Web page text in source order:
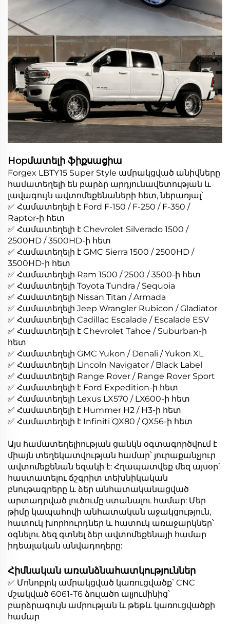
Hopմատելի ֆիքսացիա
Forgex LBTY15 Super Style ամրակցված անիվները
համատեղելի են բարձր արդյունավետության և
լավագույն ավտոմեքենաների հետ, ներառյալ՝
✅ Համատեղելի է Ford F-150 / F-250 / F-350 /
Raptor-ի հետ
✅ Համատեղելի է Chevrolet Silverado 1500 /
2500HD / 3500HD-ի հետ
✅ Համատեղելի է GMC Sierra 1500 / 2500HD /
3500HD-ի հետ
✅ Համատեղելի Ram 1500 / 2500 / 3500-ի հետ
✅ Համատեղելի Toyota Tundra / Sequoia
✅ Համատեղելի Nissan Titan / Armada
✅ Համատեղելի Jeep Wrangler Rubicon / Gladiator
✅ Համատեղելի Cadillac Escalade / Escalade ESV
✅ Համատեղելի է Chevrolet Tahoe / Suburban-ի
հետ
✅ Համատեղելի GMC Yukon / Denali / Yukon XL
✅ Համատեղելի Lincoln Navigator / Black Label
✅ Համատեղելի Range Rover / Range Rover Sport
✅ Համատեղելի է Ford Expedition-ի հետ
✅ Համատեղելի Lexus LX570 / LX600-ի հետ
✅ Համատեղելի է Hummer H2 / H3-ի հետ
✅ Համատեղելի է Infiniti QX80 / QX56-ի հետ
Այս համատեղելիության ցանկն օգտագործվում է
միայն տեղեկատվության համար՝ յուրաքանչյուր
ավտոմեքենան եզակի է: Հղապատվեք մեզ այսօր՝
հաստատելու ճշգրիտ տեխնիկական
բնութագրերը և ձեր անհատականացված
արտադրված լուծումը ստանալու համար: Մեր
թիմը կապահովի անհատական աջակցություն,
հատուկ խորհուրդներ և հատուկ առաջարկներ՝
օգնելու ձեզ գտնել ձեր ավտոմեքենայի համար
իդեալական անվադողերը:
Հիմնական առանձնահատկություններ
✅ Մոնոբլոկ ամրակցված կառուցվածք՝ CNC
մշակված 6061-T6 ձուլածո ալյումինից՝
բարձրագույն ամրության և թեթև կառուցվածքի
համար